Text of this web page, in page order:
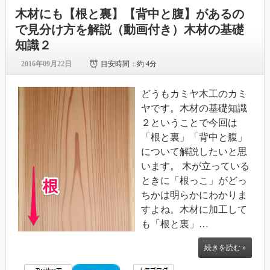
木材にも【根と裏】【背中と腹】があるの
で見分け方を解説（動画付き）木材の基礎
知識２
2016年09月22日 目安時間：約 4分
どうもカミヤ木工のカミ
ヤです。木材の基礎知識
２ということで今回は
「根と裏」「背中と腹」
について解説したいと思
います。 木が立っている
ときに「根っこ」がどっ
ちかは明らかにわかりま
すよね。木材に加工して
も「根と裏」…
続きを読む »